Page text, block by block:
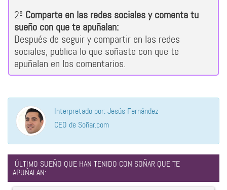
2º Comparte en las redes sociales y comenta tu
sueño con que te apuñalan:
Después de seguir y compartir en las redes
sociales, publica lo que soñaste con que te
apuñalan en los comentarios.
Interpretado por: Jesús Fernández
CEO de Soñar.com
ÚLTIMO SUEÑO QUE HAN TENIDO CON SOÑAR QUE TE
APUÑALAN: